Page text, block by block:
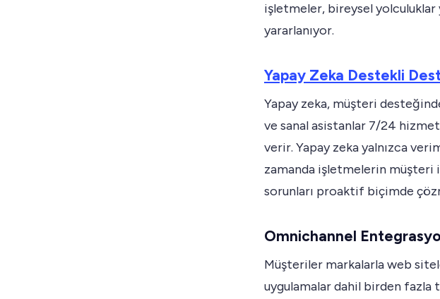
işletmeler, bireysel
yararlanıyor.
Yapay Zeka Destekli
Yapay zeka, müşteri
ve sanal asistanlar 7/24
verir. Yapay zeka yalnızca
zamanda işletmelerin müşteri
sorunları proaktif biçimde
Omnichannel
Müşteriler markalarla web
uygulamalar dahil birden fazla